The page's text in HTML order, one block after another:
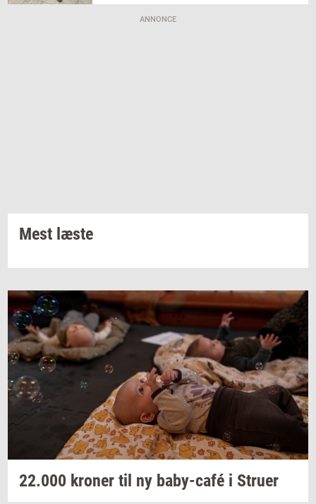
ANNONCE
Mest læste
22.000 kro­ner til ny baby-​café i Stru­er